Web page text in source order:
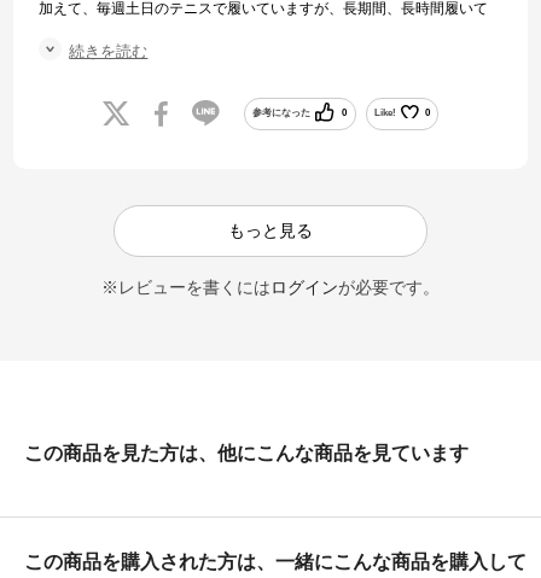
加えて、毎週土日のテニスで履いていますが、長期間、長時間履いて
今回購入したシューズは加えてホールド感が増していると感じまし
３代前を未だ普段靴として、犬の散歩時に履いていますが、いつ捨て
続きを読む
参考になった 0 Like! 0
もっと見る
※レビューを書くにはログインが必要です。
この商品を見た方は、他にこんな商品を見ています
この商品を購入された方は、一緒にこんな商品を購入して